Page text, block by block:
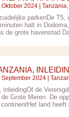
Oktober 2024 |
parkenDe
halt in
de grote havenstad
September 2024 |
inleidingOf de
Grote Meren. De
land heeft